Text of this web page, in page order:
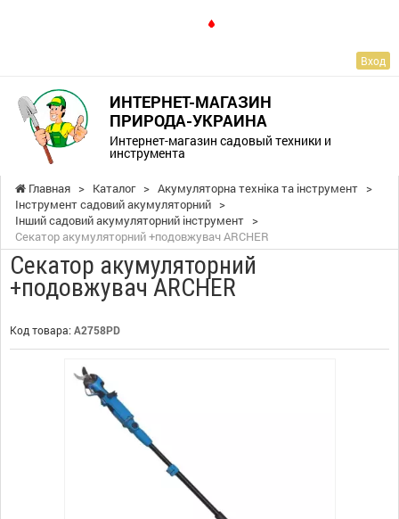
Вход
ИНТЕРНЕТ-МАГАЗИН
ПРИРОДА-УКРАИНА
Интернет-магазин садовый техники и
инструмента
Главная > Каталог > Акумуляторна техніка та інструмент >
Інструмент садовий акумуляторний >
Інший садовий акумуляторний інструмент >
Секатор акумуляторний +подовжувач ARCHER
Секатор акумуляторний
+подовжувач ARCHER
Код товара: A2758PD